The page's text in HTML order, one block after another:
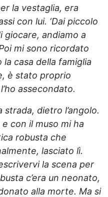
la vestaglia, era
con lui. ‘Dai piccolo
giocare, andiamo a
mi sono ricordato
casa della famiglia
è stato proprio
assecondato.
dietro l’angolo.
con il muso mi ha
robusta che
lasciato lì.
la scena per
c’era un neonato,
alla morte. Ma si